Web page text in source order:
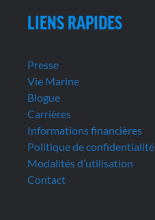
LIENS RAPIDES
Presse
Vie Marine
Blogue
Carrières
Informations financières
Politique de confidentialité
Modalités d’utilisation
Contact